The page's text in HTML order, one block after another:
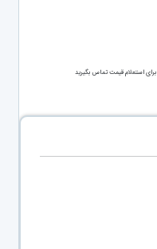
برای استعلام قیمت تماس بگیرید